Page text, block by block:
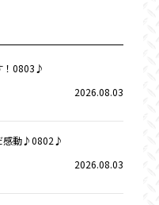
！0803♪
2026.08.03
感動♪0802♪
2026.08.03